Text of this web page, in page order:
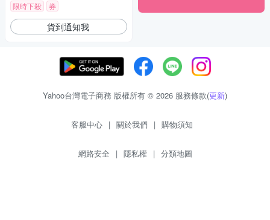
限時下殺 券
貨到通知我
Yahoo台灣電子商務 版權所有 © 2026 服務條款(更新)
客服中心 | 關於我們 | 購物須知
網路安全 | 隱私權 | 分類地圖